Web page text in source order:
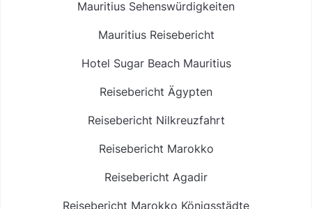
Mauritius Sehenswürdigkeiten
Mauritius Reisebericht
Hotel Sugar Beach Mauritius
Reisebericht Ägypten
Reisebericht Nilkreuzfahrt
Reisebericht Marokko
Reisebericht Agadir
Reisebericht Marokko Königsstädte